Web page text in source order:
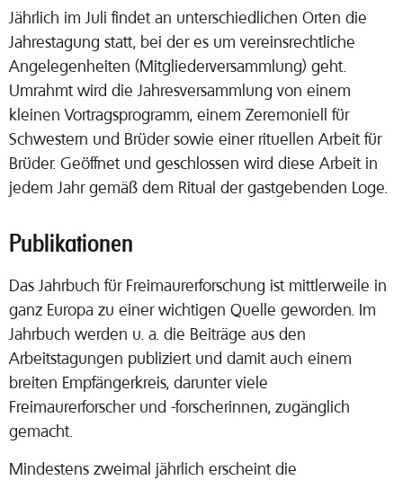
Jährlich im Juli findet an unterschiedlichen Orten die
Jahrestagung statt, bei der es um vereinsrechtliche
Angelegenheiten (Mitgliederversammlung) geht.
Umrahmt wird die Jahresversammlung von einem
kleinen Vortragsprogramm, einem Zeremoniell für
Schwestern und Brüder sowie einer rituellen Arbeit für
Brüder. Geöffnet und geschlossen wird diese Arbeit in
jedem Jahr gemäß dem Ritual der gastgebenden Loge.
Publikationen
Das Jahrbuch für Freimaurerforschung ist mittlerweile in
ganz Europa zu einer wichtigen Quelle geworden. Im
Jahrbuch werden u. a. die Beiträge aus den
Arbeitstagungen publiziert und damit auch einem
breiten Empfängerkreis, darunter viele
Freimaurerforscher und -forscherinnen, zugänglich
gemacht.
Mindestens zweimal jährlich erscheint die